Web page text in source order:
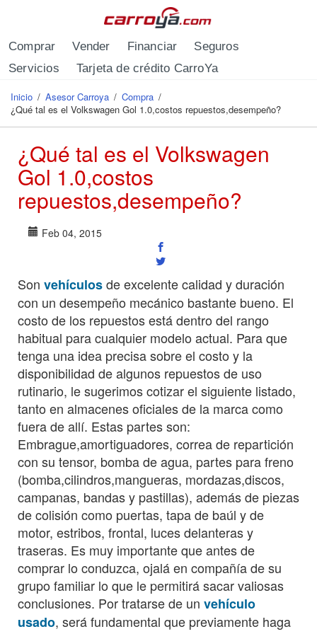
Comprar Vender Financiar
Seguros
Servicios
Tarjeta de crédito CarroYa
Se encuentra usted aquí
Inicio / Asesor Carroya / Compra /
¿Qué tal es el Volkswagen Gol 1.0,costos repuestos,desempeño?
¿Qué tal es el Volkswagen
Gol 1.0,costos
repuestos,desempeño?
Feb 04, 2015
Son vehículosde excelente calidad y duración
con un desempeño mecánico bastante bueno. El
costo de los repuestos está dentro del rango
habitual para cualquier modelo actual. Para que
tenga una idea precisa sobre el costo y la
disponibilidad de algunos repuestos de uso
rutinario, le sugerimos cotizar el siguiente listado,
tanto en almacenes oficiales de la marca como
fuera de allí. Estas partes son:
Embrague,amortiguadores, correa de repartición
con su tensor, bomba de agua, partes para freno
(bomba,cilindros,mangueras, mordazas,discos,
campanas, bandas y pastillas), además de piezas
de colisión como puertas, tapa de baúl y de
motor, estribos, frontal, luces delanteras y
traseras. Es muy importante que antes de
comprar lo conduzca, ojalá en compañía de su
grupo familiar lo que le permitirá sacar valiosas
conclusiones. Por tratarse de un vehículo
usado, será fundamental que previamente haga